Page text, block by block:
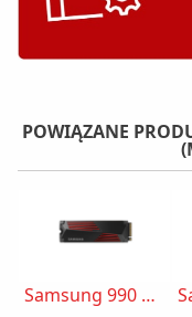
POWIĄZANE
Samsung 990 Pro Heatsink 1TB (MZ-V9P1T0CW)